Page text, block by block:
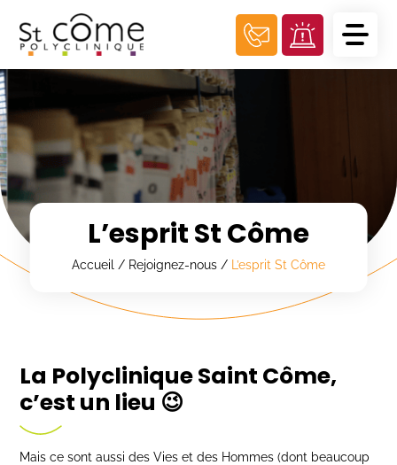
L’esprit St Côme
Accueil / Rejoignez-nous/ L’esprit St Côme
La Polyclinique Saint Côme,
c’est un lieu 😉
Mais ce sont aussi des Vies et des Hommes (dont beaucoup